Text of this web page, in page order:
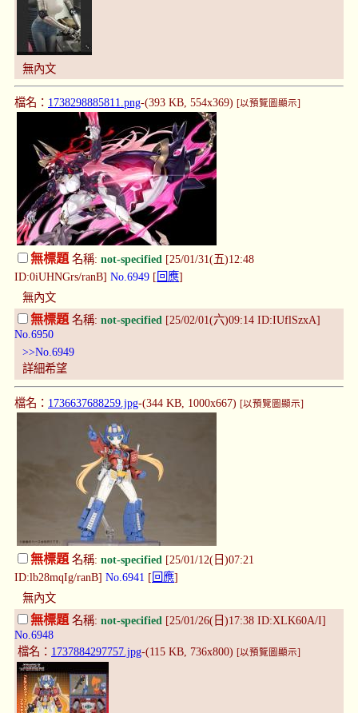
無內文
檔名： 1738298885811.png-(393 KB, 554x369) [以預覽圖顯示]
無標題名稱: not-specified [25/01/31(五)12:48
ID:0iUHNGrs/ranB] No.6949 [ 回應]
無內文
無標題名稱: not-specified [25/02/01(六)09:14 ID:IUflSzxA]
No.6950
>>No.6949
詳細希望
檔名： 1736637688259.jpg-(344 KB, 1000x667) [以預覽圖顯示]
無標題名稱: not-specified [25/01/12(日)07:21
ID:lb28mqIg/ranB] No.6941 [ 回應]
無內文
無標題名稱: not-specified [25/01/26(日)17:38 ID:XLK60A/I]
No.6948
檔名： 1737884297757.jpg-(115 KB, 736x800) [以預覽圖顯示]